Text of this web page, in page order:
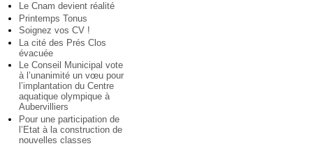
Le Cnam devient réalité
Printemps Tonus
Soignez vos CV !
La cité des Prés Clos
évacuée
Le Conseil Municipal vote
à l’unanimité un vœu pour
l’implantation du Centre
aquatique olympique à
Aubervilliers
Pour une participation de
l’Etat à la construction de
nouvelles classes